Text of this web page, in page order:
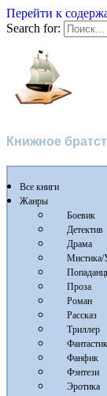
Перейти к
Search for:
Книжное
Все книги
Жанры
Боевик
Детектив
Драма
Проза
Роман
Рассказ
Триллер
Фанфик
Фэнтези
Эротика